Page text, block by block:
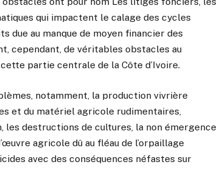
qui impactent le calage des cycles
au manque de moyen financier des
cependant, de véritables obstacles au
partie centrale de la Côte d’Ivoire.
notamment, la production vivrière
et du matériel agricole rudimentaires,
les destructions de cultures, la non émergence
agricole dû au fléau de l’orpaillage
avec des conséquences néfastes sur